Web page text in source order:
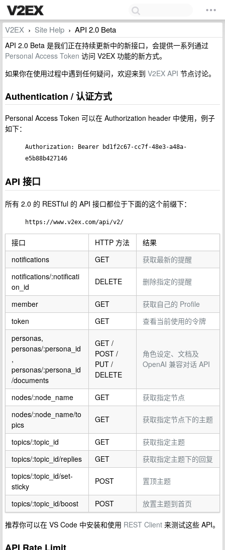
V2EX › Site Help › API 2.0 Beta
API 2.0 Beta 是我们正在持续更新中的新接口，会提供一系列通过
Personal Access Token 访问 V2EX 功能的新方式。
如果你在使用过程中遇到任何疑问，欢迎来到 V2EX API 节点讨论。
Authentication / 认证方式
Personal Access Token 可以在 Authorization header 中使用，例子
如下：
Authorization: Bearer bd1f2c67-cc7f-48e3-a48a-
e5b88b427146
API 接口
所有 2.0 的 RESTful 的 API 接口都位于下面的这个前缀下：
https://www.v2ex.com/api/v2/
接口 HTTP 方法
结果
notifications
GET
获取最新的提醒
notifications/:notificati
on_id
DELETE 删除指定的提醒
member GET
获取自己的 Profile
token
GET
查看当前使用的令牌
personas,
personas/:persona_id
,
personas/:persona_id
/documents
GET /
POST /
PUT /
DELETE
角色设定、文档及
OpenAI 兼容对话 API
nodes/:node_name GET
获取指定节点
nodes/:node_name/to
pics
GET 获取指定节点下的主题
topics/:topic_id GET
获取指定主题
topics/:topic_id/replies
GET
获取指定主题下的回复
topics/:topic_id/set-
sticky
POST 置顶主题
topics/:topic_id/boost POST 放置主题到首页
推荐你可以在 VS Code 中安装和使用 REST Client 来测试这些 API。
API Rate Limit